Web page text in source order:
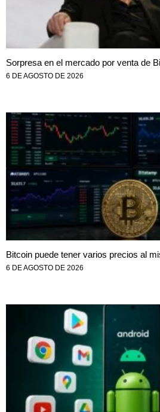
Sorpresa en el mercado por venta de
6 DE AGOSTO DE 2026
Bitcoin puede tener varios precios al
6 DE AGOSTO DE 2026